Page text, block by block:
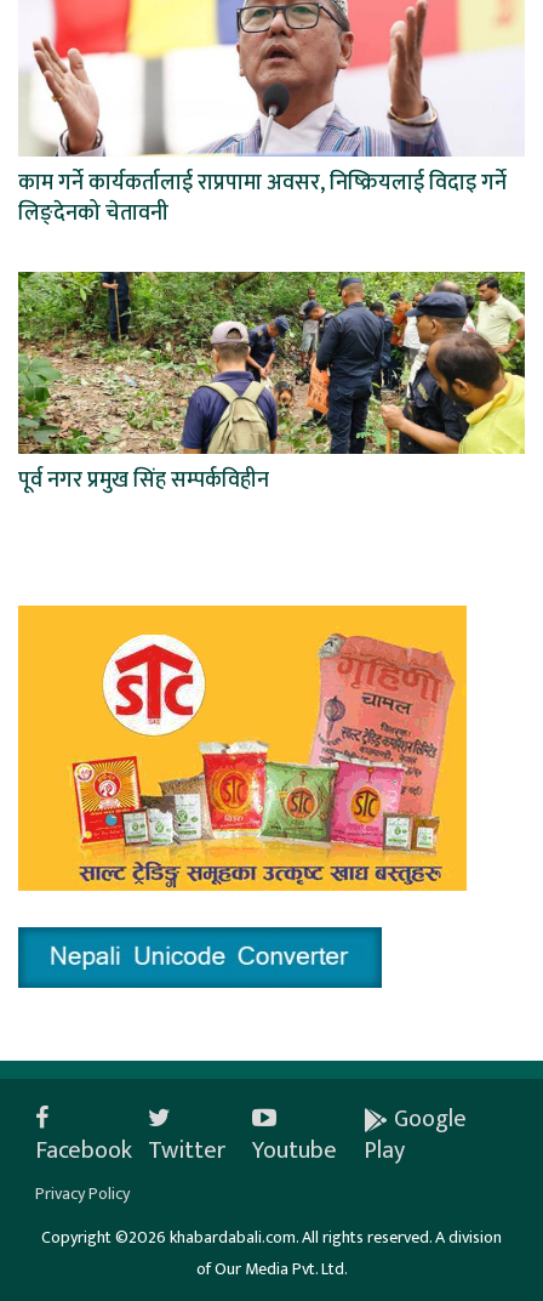
काम गर्ने कार्यकर्तालाई राप्रपामा अवसर, निष्क्रियलाई विदाइ गर्ने
लिङ्देनको चेतावनी
पूर्व नगर प्रमुख सिंह सम्पर्कविहीन
Facebook Twitter Youtube
Google
Play
Privacy Policy
Copyright ©2026 khabardabali.com. All rights reserved. A division
of Our Media Pvt. Ltd.